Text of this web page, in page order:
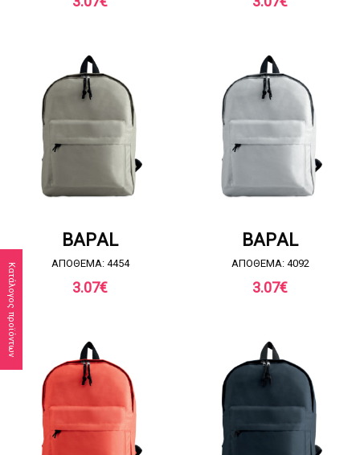
Κατάλογος προϊόντων
BAPAL
ΑΠΟΘΕΜΑ: 4454
3.07€
BAPAL
ΑΠΟΘΕΜΑ: 4092
3.07€